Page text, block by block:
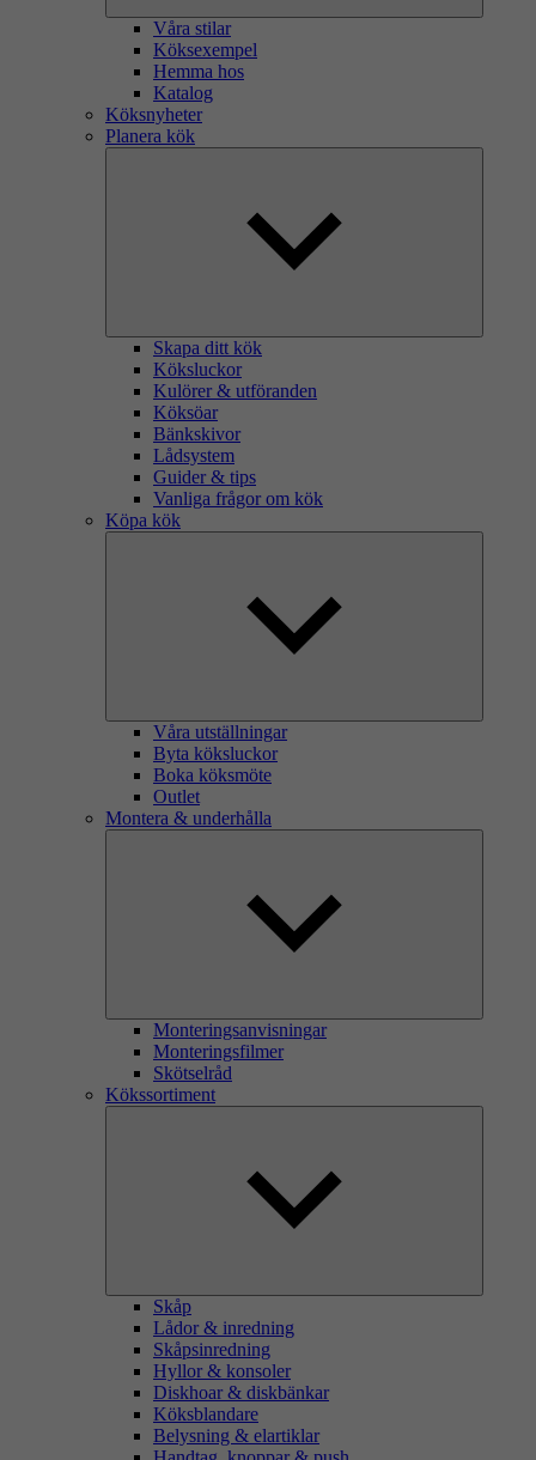
Våra stilar
Köksexempel
Hemma hos
Katalog
Köksnyheter
Planera kök
Skapa ditt kök
Köksluckor
Kulörer & utföranden
Köksöar
Bänkskivor
Lådsystem
Guider & tips
Vanliga frågor om kök
Köpa kök
Våra utställningar
Byta köksluckor
Boka köksmöte
Outlet
Montera & underhålla
Monteringsanvisningar
Monteringsfilmer
Skötselråd
Kökssortiment
Skåp
Lådor & inredning
Skåpsinredning
Hyllor & konsoler
Diskhoar & diskbänkar
Köksblandare
Belysning & elartiklar